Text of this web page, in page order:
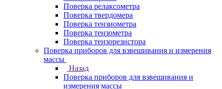
Поверка релаксометра
Поверка твердомера
Поверка тензиометра
Поверка тензометра
Поверка тензорезистора
Поверка приборов для взвешивания и измерения
массы
Назад
Поверка приборов для взвешивания и
измерения массы